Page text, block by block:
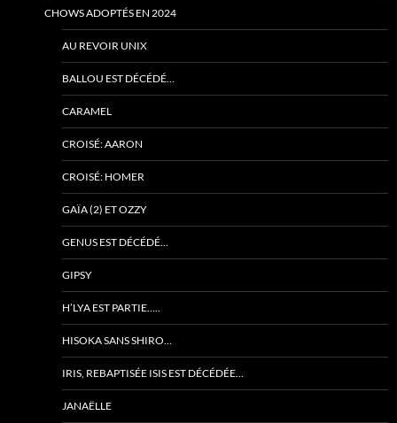
CHOWS ADOPTÉS EN 2024
AU REVOIR UNIX
BALLOU EST DÉCÉDÉ…
CARAMEL
CROISÉ: AARON
CROISÉ: HOMER
GAÏA (2) ET OZZY
GENUS EST DÉCÉDÉ…
GIPSY
H’LYA EST PARTIE…..
HISOKA SANS SHIRO…
IRIS, REBAPTISÉE ISIS EST DÉCÉDÉE…
JANAËLLE